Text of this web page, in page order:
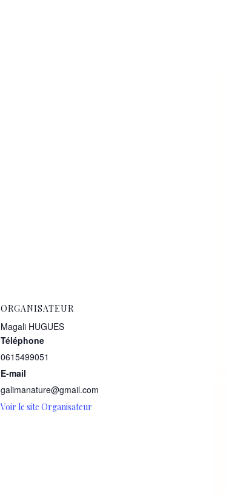
ORGANISATEUR
Magali HUGUES
Téléphone
0615499051
E-mail
galimanature@gmail.com
Voir le site Organisateur